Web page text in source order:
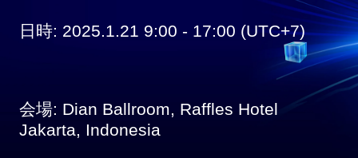
日時: 2025.1.21 9:00 - 17:00 (UTC+7)
会場: Dian Ballroom, Raffles Hotel
Jakarta, Indonesia